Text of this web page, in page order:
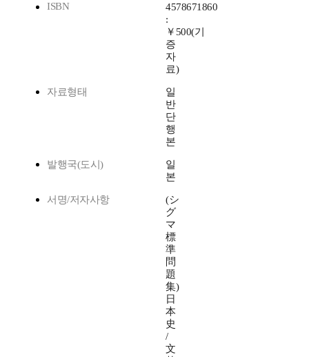
ISBN
4578671860
:
￥500(기
증
자
료)
자료형태
일
반
단
행
본
발행국(도시)
일
본
서명/저자사항
(シ
グ
マ
標
準
問
題
集)
日
本
史
/
文